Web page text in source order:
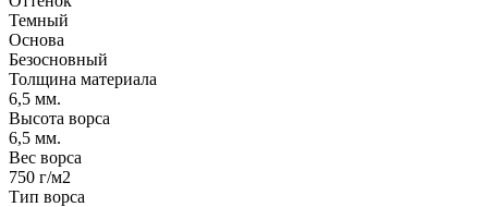
Темный
Основа
Безосновный
Толщина материала
6,5 мм.
Высота ворса
6,5 мм.
Вес ворса
750 г/м2
Тип ворса